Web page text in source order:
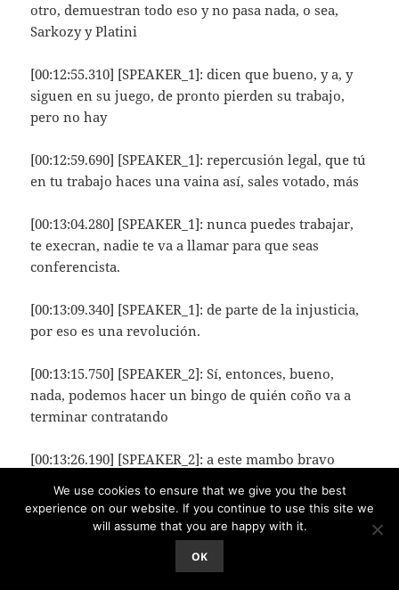
otro, demuestran todo eso y no pasa nada, o sea,
Sarkozy y Platini
[00:12:55.310] [SPEAKER_1]: dicen que bueno, y a, y
siguen en su juego, de pronto pierden su trabajo,
pero no hay
[00:12:59.690] [SPEAKER_1]: repercusión legal, que tú
en tu trabajo haces una vaina así, sales votado, más
[00:13:04.280] [SPEAKER_1]: nunca puedes trabajar,
te execran, nadie te va a llamar para que seas
conferencista.
[00:13:09.340] [SPEAKER_1]: de parte de la injusticia,
por eso es una revolución.
[00:13:15.750] [SPEAKER_2]: Sí, entonces, bueno,
nada, podemos hacer un bingo de quién coño va a
terminar contratando
[00:13:26.190] [SPEAKER_2]: a este mambo bravo
[00:13:32.700] [SPEAKER_2]: mente, este qué sé yo, en
fin, el punto es que sí, qué chimbo, estaba,
We use cookies to ensure that we give you the best
experience on our website. If you continue to use this site we
will assume that you are happy with it.
OK